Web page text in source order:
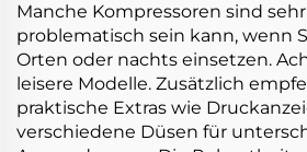
Manche Kompressoren sind
problematisch sein kann, wenn
Orten oder nachts einsetzen.
leisere Modelle. Zusätzlich
praktische Extras wie
verschiedene Düsen für